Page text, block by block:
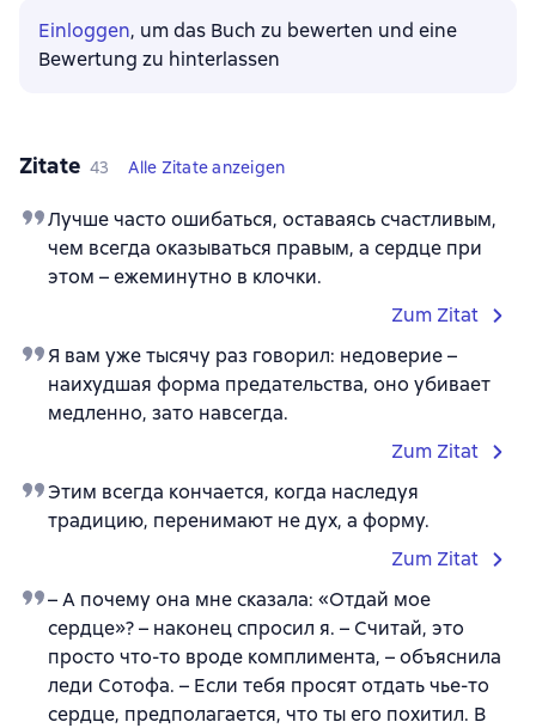
Einloggen, um das Buch zu bewerten und eine
Bewertung zu hinterlassen
Zitate 43 Alle Zitate anzeigen
Лучше часто ошибаться, оставаясь счастливым,
чем всегда оказываться правым, а сердце при
этом – ежеминутно в клочки.
Zum Zitat
Я вам уже тысячу раз говорил: недоверие –
наихудшая форма предательства, оно убивает
медленно, зато навсегда.
Zum Zitat
Этим всегда кончается, когда наследуя
традицию, перенимают не дух, а форму.
Zum Zitat
– А почему она мне сказала: «Отдай мое
сердце»? – наконец спросил я. – Считай, это
просто что-то вроде комплимента, – объяснила
леди Сотофа. – Если тебя просят отдать чье-то
сердце, предполагается, что ты его похитил. В